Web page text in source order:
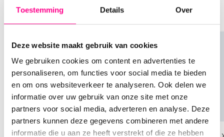
Toestemming Details Over
Deze website maakt gebruik van cookies
We gebruiken cookies om content en advertenties te
personaliseren, om functies voor social media te bieden
en om ons websiteverkeer te analyseren. Ook delen we
informatie over uw gebruik van onze site met onze
partners voor social media, adverteren en analyse. Deze
partners kunnen deze gegevens combineren met andere
informatie die u aan ze heeft verstrekt of die ze hebben
Vragen en antwoorden
over de Douglas
cadeaukaart
Hoe werkt de Douglas cadeaukaart precies?
Het is heel eenvoudig! Je kunt de giftcard
inwisselen in een van onze winkels of online in onze
webshop. Bij online aankopen voer je de cijfercode
op de kaart in wanneer er om een vouchercode
ook inspireren voor andere cadeaus